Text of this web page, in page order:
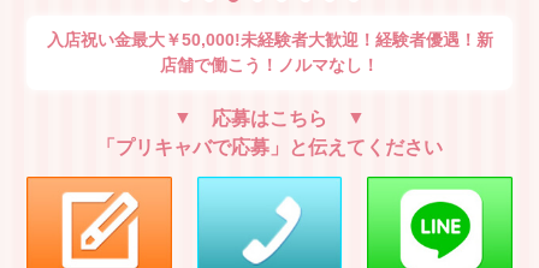
入店祝い金最大￥50,000!未経験者大歓迎！経験者優遇！新
店舗で働こう！ノルマなし！
応募はこちら
「プリキャバで応募」と伝えてください